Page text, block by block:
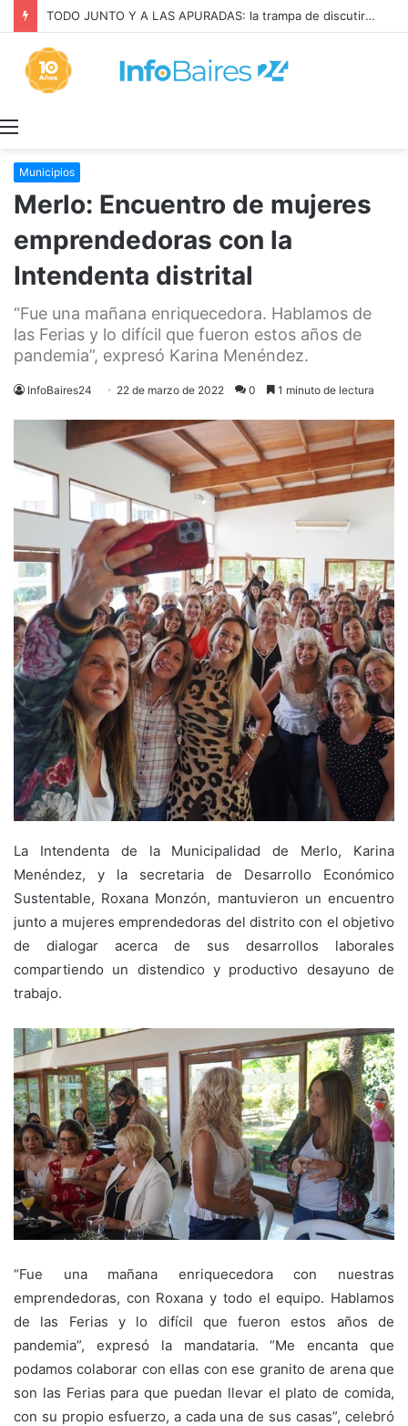
TODO JUNTO Y A LAS APURADAS: la trampa de discutir la propiedad privada como si fuera una sola cosa
Municipios
Merlo: Encuentro de mujeres
emprendedoras con la
Intendenta distrital
“Fue una mañana enriquecedora. Hablamos de
las Ferias y lo difícil que fueron estos años de
pandemia”, expresó Karina Menéndez.
InfoBaires24 22 de marzo de 2022 0 1 minuto de lectura
La Intendenta de la Municipalidad de Merlo, Karina
Menéndez, y la secretaria de Desarrollo Económico
Sustentable, Roxana Monzón, mantuvieron un encuentro
junto a mujeres emprendedoras del distrito con el objetivo
de dialogar acerca de sus desarrollos laborales
compartiendo un distendico y productivo desayuno de
trabajo.
“Fue una mañana enriquecedora con nuestras
emprendedoras, con Roxana y todo el equipo. Hablamos
de las Ferias y lo difícil que fueron estos años de
pandemia”, expresó la mandataria. “Me encanta que
podamos colaborar con ellas con ese granito de arena que
son las Ferias para que puedan llevar el plato de comida,
con su propio esfuerzo, a cada una de sus casas”, celebró